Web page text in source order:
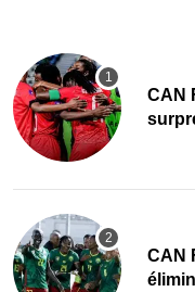
CAN
CAN